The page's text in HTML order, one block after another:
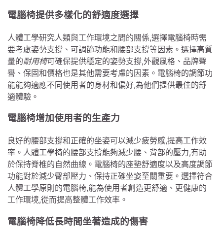
電腦椅提供多樣化的舒適度選擇
人體工學研究人類與工作環境之間的關係,選擇電腦椅時需
要考慮姿勢支撐、可調節功能和腰部支撐等因素。選擇高質
量的耐用椅可確保提供穩定的姿勢支撐,外觀風格、品牌聲
譽、保固和價格也是其他需要考慮的因素。電腦椅的調節功
能能夠適應不同使用者的身材和偏好,為他們提供最佳的舒
適體驗。
電腦椅增加使用者的生產力
良好的腰部支撐和正確的坐姿可以減少疲勞感,提高工作效
率。人體工學椅的腰部支撐能夠減少腰、背部的壓力,有助
於保持脊椎的自然曲線。電腦椅的座墊舒適度以及高度調節
功能對於減少臀部壓力、保持正確坐姿至關重要。選擇符合
人體工學原則的電腦椅,能為使用者創造更舒適、更健康的
工作環境,從而提高整體工作效率。
電腦椅降低長時間坐著造成的傷害